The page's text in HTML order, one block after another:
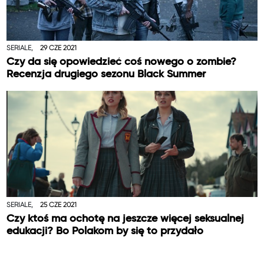
SERIALE, 29 CZE 2021
Czy da się opowiedzieć coś nowego o zombie?
Recenzja drugiego sezonu Black Summer
SERIALE, 25 CZE 2021
Czy ktoś ma ochotę na jeszcze więcej seksualnej
edukacji? Bo Polakom by się to przydało